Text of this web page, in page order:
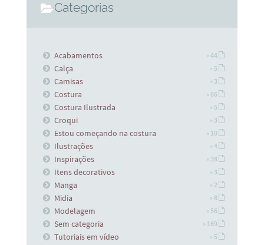
Categorias
Acabamentos » 44
Calça » 5
Camisas » 3
Costura » 66
Costura Ilustrada » 5
Croqui » 3
Estou começando na costura » 10
Ilustrações » 4
Inspirações » 38
Itens decorativos » 3
Manga » 2
Midia » 8
Modelagem » 56
Sem categoria » 169
Tutoriais em vídeo » 5